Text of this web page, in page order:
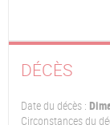
DÉCÈS
Date du décès :
Circonstances du